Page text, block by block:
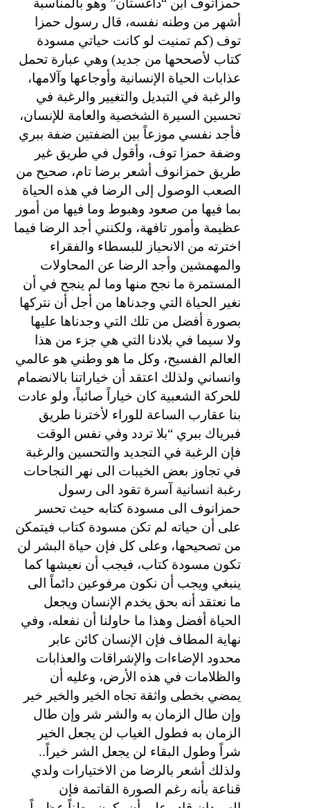
حمزاتوف ابن “داغستان” وهو بالمناسبة
أشهر من وطنه نفسه، قال رسول حمزا
توف (كم تمنيت لو كانت حياتي مسودة
كتاب لأصححها من جديد) وهي عبارة تحمل
عذابات الحياة الإنسانية وأوجاعها وآلامها،
والرغبة في التبديل والتغيير والرغبة في
تحسين السيرة الشخصية والعامة للإنسان،
فأجد نفسي موزعاً بين الضفتين ضفة ببري
وضفة حمزا توف، وأقول في طريق غير
طريق حمزانوف أشعر برضا تام، صحيح من
الصعب الوصول إلى الرضا في هذه الحياة
بما فيها من صعود وهبوط وما فيها من أمور
عظيمة وأمور تافهة، ولكنني أجد الرضا فيما
اخترته من الانحياز للبسطاء والفقراء
والمهمشين وأجد الرضا عن المحاولات
المستمرة ما نجح منها وما لم ينجح في أن
نغير الحياة التي وجدناها من أجل أن نتركها
بصورة أفضل من تلك التي وجدناها عليها
ولا سيما في بلادنا التي هي جزء من هذا
العالم الفسيح، وكل ما هو وطني هو عالمي
وانساني ولذلك اعتقد أن خياراتنا بالانضمام
للحركة الشعبية كان خياراً صائباً، ولو عادت
بنا عقارب الساعة للوراء لأخترنا طريق
فبرياك ببري “بلا تردد وفي نفس الوقت
فإن الرغبة في التجديد والتحسين والرغبة
في تجاوز بعض الخيبات الى نهر النجاحات
رغبة انسانية آسرة تقود الى رسول
حمزانوف الى مسودة كتابه حيث تحسر
على أن حياته لم تكن مسودة كتاب فيتمكن
من تصحيحها، وعلى كل فإن حياة البشر لن
تكون مسودة كتاب، فيجب أن نعيشها كما
ينبغي ويجب أن نكون مرفوعين دائماً الى
ما نعتقد أنه بحق يخدم الإنسان ويجعل
الحياة أفضل وهذا ما حاولنا أن نفعله، وفي
نهاية المطاف فإن الإنسان كائن عابر
محدود الإضاءات والإشراقات والعذابات
والظلامات في هذه الأرض، وعليه أن
يمضي بخطى واثقة تجاه الخير والخير خير
وإن طال الزمان به والشر شر وإن طال
الزمان به فطول الغياب لن يجعل الخير
شراً وطول البقاء لن يجعل الشر خيراً..
ولذلك أشعر بالرضا من الاختيارات ولدي
قناعة بأنه رغم الصورة القاتمة فإن